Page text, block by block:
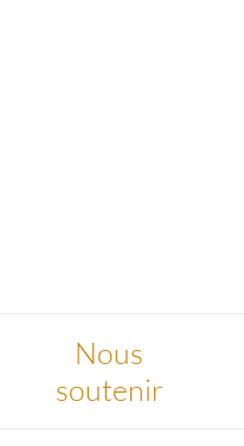
Nous
soutenir